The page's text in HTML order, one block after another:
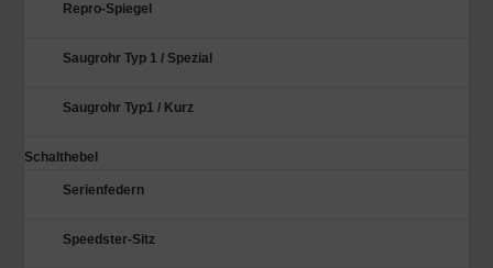
Repro-Spiegel
Saugrohr Typ 1 / Spezial
Saugrohr Typ1 / Kurz
Schalthebel
Serienfedern
Speedster-Sitz